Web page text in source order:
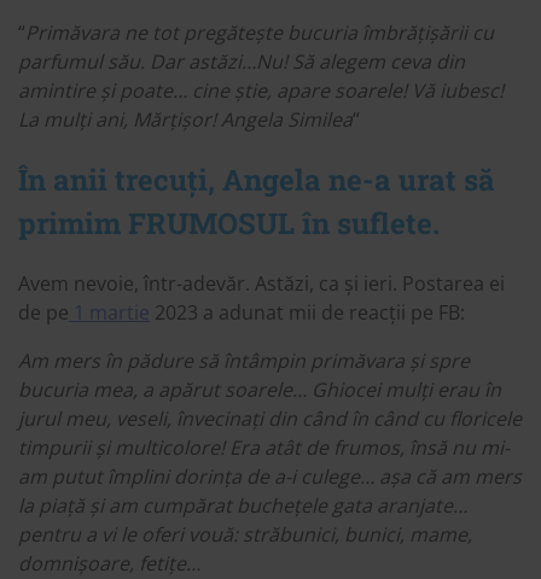
“Primăvara ne tot pregătește bucuria îmbrățișării cu
parfumul său. Dar astăzi…Nu! Să alegem ceva din
amintire și poate… cine știe, apare soarele! Vă iubesc!
La mulți ani, Mărțișor! Angela Similea“
În anii trecuți, Angela ne-a urat să
primim FRUMOSUL în suflete.
Avem nevoie, într-adevăr. Astăzi, ca și ieri. Postarea ei
de pe 1 martie 2023 a adunat mii de reacții pe FB:
Am mers în pădure să întâmpin primăvara și spre
bucuria mea, a apărut soarele… Ghiocei mulți erau în
jurul meu, veseli, învecinați din când în când cu floricele
timpurii și multicolore! Era atât de frumos, însă nu mi-
am putut împlini dorința de a-i culege… așa că am mers
la piață și am cumpărat buchețele gata aranjate…
pentru a vi le oferi vouă: străbunici, bunici, mame,
domnișoare, fetițe…